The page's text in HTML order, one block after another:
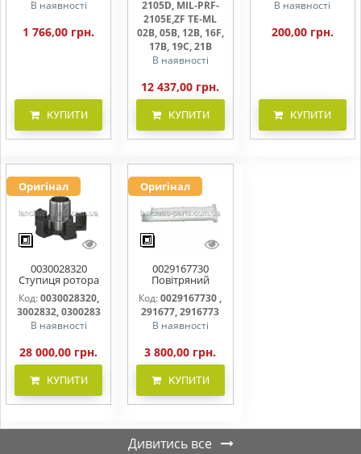
В наявності
1 766,00 грн.
КУПИТИ
2105D, MIL-PRF-
2105E,ZF TE-ML
02B, 05B, 12B, 16F,
17B, 19C, 21B
В наявності
12 437,00 грн.
КУПИТИ
В наявності
200,00 грн.
КУПИТИ
Оригінал
0030028320
Ступиця ротора
CLAAS
Код:0030028320,
3002832, 0300283
В наявності
28 000,00 грн.
КУПИТИ
Оригінал
0029167730
Повітряний
фільтр бака
(фільтр AdBlue)
Код: 0029167730 ,
291677, 2916773
В наявності
3 800,00 грн.
КУПИТИ
Дивитись все